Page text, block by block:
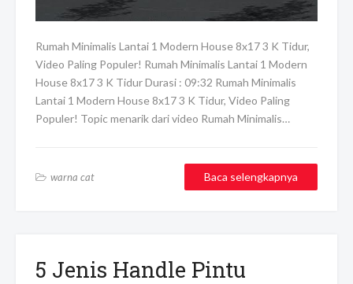
Rumah Minimalis Lantai 1 Modern House 8x17 3 K Tidur,
Video Paling Populer! Rumah Minimalis Lantai 1 Modern
House 8x17 3 K Tidur Durasi : 09:32 Rumah Minimalis
Lantai 1 Modern House 8x17 3 K Tidur, Video Paling
Populer! Topic menarik dari video Rumah Minimalis…
warna cat Baca selengkapnya
5 Jenis Handle Pintu